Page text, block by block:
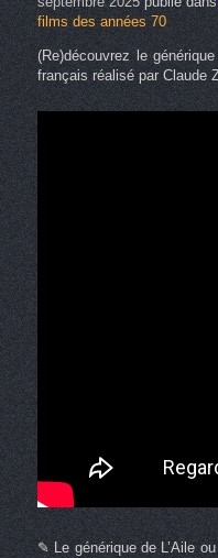
films des années 70
(Re)découvrez le
français réalisé par Claude
✎ Le générique de L’Aile